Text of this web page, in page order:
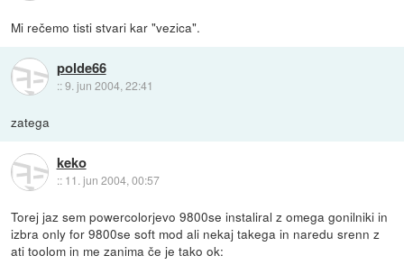
Mi rečemo tisti stvari kar "vezica".
polde66
::9. jun 2004, 22:41
zatega
keko
:: 11. jun 2004, 00:57
Torej jaz sem powercolorjevo 9800se instaliral z omega gonilniki in
izbra only for 9800se soft mod ali nekaj takega in naredu srenn z
ati toolom in me zanima če je tako ok: